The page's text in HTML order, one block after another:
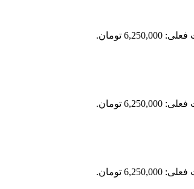
تومان.
تومان.
تومان.